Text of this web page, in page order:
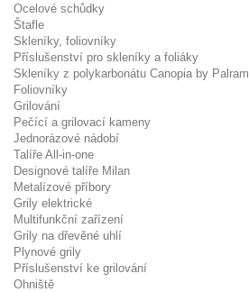
Ocelové schůdky
Štafle
Skleníky, foliovníky
Příslušenství pro skleníky a foliáky
Skleníky z polykarbonátu Canopia by Palram
Foliovníky
Grilování
Pečící a grilovací kameny
Jednorázové nádobí
Talíře All-in-one
Designové talíře Milan
Metalízové příbory
Grily elektrické
Multifunkční zařízení
Grily na dřevěné uhlí
Plynové grily
Příslušenství ke grilování
Ohniště